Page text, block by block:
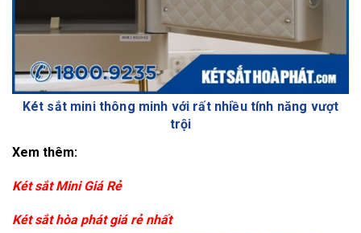
Két sắt mini thông minh với rất nhiều tính năng vượt
trội
Xem thêm:
Két sắt Mini Giá Rẻ
Két sắt hòa phát giá rẻ nhất